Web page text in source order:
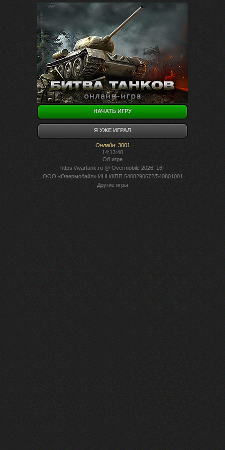
НАЧАТЬ ИГРУ
Я УЖЕ ИГРАЛ
Онлайн: 3001
14:13:40
Об игре
https://wartank.ru@ Overmobile 2026, 16+
ООО «Овермобайл» ИНН/КПП 5408290672/540801001
Другие игры